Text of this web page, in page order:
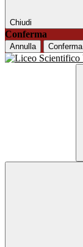
Chiudi
Conferma
Annulla Conferma